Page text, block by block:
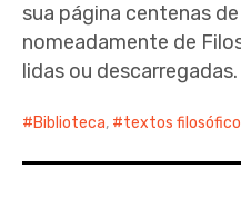
sua página centenas
nomeadamente de
lidas ou descarregadas.
Biblioteca, textos